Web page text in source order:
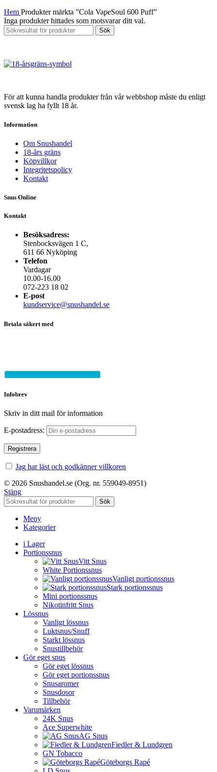
Hem Produkter märkta ”Cola VapeSoul 600 Puff”
Inga produkter hittades som motsvarar ditt val.
Sök
För att kunna handla produkter från vår webbshop måste du enligt
svensk lag ha fyllt 18 år.
Information
Om Snushandel
18-års gräns
Köpvillkor
Integritetspolicy
Kontakt
Snus Online
Kontakt
Besöksadress:
Stenbocksvägen 1 C,
611 66 Nyköping
Telefon
Vardagar
10.00-16.00
072-223 18 02
E-post
kundservice@snushandel.se
Betala säkert med
Infobrev
Skriv in ditt mail för information
E-postadress:
Jag har läst och godkänner villkoren
© 2026 Snushandel.se (Org. nr. 559049-8951)
Stäng
Sök
Meny
Kategorier
i Lager
Portionssnus
Vitt Snus
White Portionssnus
Vanligt portionssnus
Stark portionssnus
Mini portionssnus
Nikotinfritt Snus
Lössnus
Vanligt lössnus
Luktsnus/Snuff
Starkt lössnus
Snustillbehör
Gör eget snus
Gör eget lössnus
Gör eget portionssnus
Snusaromer
Snusdosor
Tillbehör
Varumärken
24K Snus
Ace Superwhite
AG Snus
Fiedler & Lundgren
GN Tobacco
Göteborgs Rapé